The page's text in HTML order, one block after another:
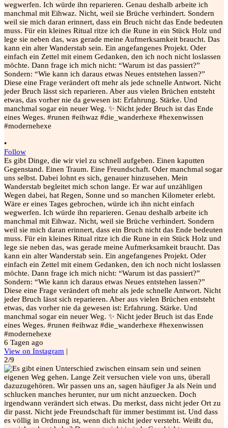
•
Follow
Es gibt Dinge, die wir viel zu schnell aufgeben. Einen kaputten
Gegenstand. Einen Traum. Eine Freundschaft. Oder manchmal sogar
uns selbst. Dabei lohnt es sich, genauer hinzusehen. Mein
Wanderstab begleitet mich schon lange. Er war auf unzähligen
Wegen dabei, hat Regen, Sonne und so manchen Kilometer erlebt.
Wäre er eines Tages gebrochen, würde ich ihn nicht einfach
wegwerfen. Ich würde ihn reparieren. Genau deshalb arbeite ich
manchmal mit Eihwaz. Nicht, weil sie Brüche verhindert. Sondern
weil sie mich daran erinnert, dass ein Bruch nicht das Ende bedeuten
muss. Für ein kleines Ritual ritze ich die Rune in ein Stück Holz und
lege sie neben das, was gerade meine Aufmerksamkeit braucht. Das
kann ein alter Wanderstab sein. Ein angefangenes Projekt. Oder
einfach ein Zettel mit einem Gedanken, den ich noch nicht loslassen
möchte. Dann frage ich mich nicht: “Warum ist das passiert?”
Sondern: “Wie kann ich daraus etwas Neues entstehen lassen?”
Diese eine Frage verändert oft mehr als jede schnelle Antwort. Nicht
jeder Bruch lässt sich reparieren. Aber aus vielen Brüchen entsteht
etwas, das vorher nie da gewesen ist: Erfahrung. Stärke. Und
manchmal sogar ein neuer Weg. ✨ Nicht jeder Bruch ist das Ende
eines Weges. #runen #eihwaz #die_wanderhexe #hexenwissen
#modernehexe
6 Tagen ago
View on Instagram |
2/9